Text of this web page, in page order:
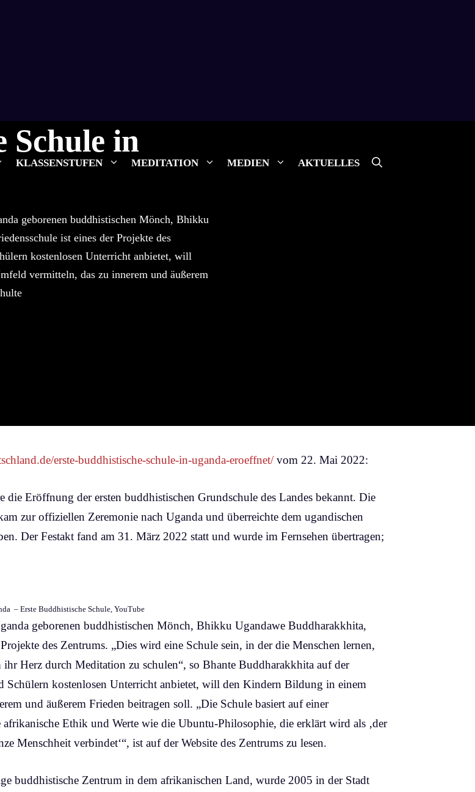
KLASSENSTUFEN MEDITATION MEDIEN AKTUELLES
Schule in
geborenen buddhistischen Mönch, Bhikku
ist eines der Projekte des
kostenlosen Unterricht anbietet, will
vermitteln, das zu innerem und äußerem
erste-buddhistische-schule-in-uganda-eroeffnet/vom 22. Mai 2022:
die Eröffnung der ersten buddhistischen Grundschule des Landes bekannt. Die
zur offiziellen Zeremonie nach Uganda und überreichte dem ugandischen
Der Festakt fand am 31. März 2022 statt und wurde im Fernsehen übertragen;
– Erste Buddhistische Schule, YouTube
geborenen buddhistischen Mönch, Bhikku Ugandawe Buddharakkhita,
des Zentrums. „Dies wird eine Schule sein, in der die Menschen lernen,
Herz durch Meditation zu schulen“, so Bhante Buddharakkhita auf der
kostenlosen Unterricht anbietet, will den Kindern Bildung in einem
und äußerem Frieden beitragen soll. „Die Schule basiert auf einer
Ethik und Werte wie die Ubuntu-Philosophie, die erklärt wird als ‚der
Menschheit verbindet‘“, ist auf der Website des Zentrums zu lesen.
buddhistische Zentrum in dem afrikanischen Land, wurde 2005 in der Stadt